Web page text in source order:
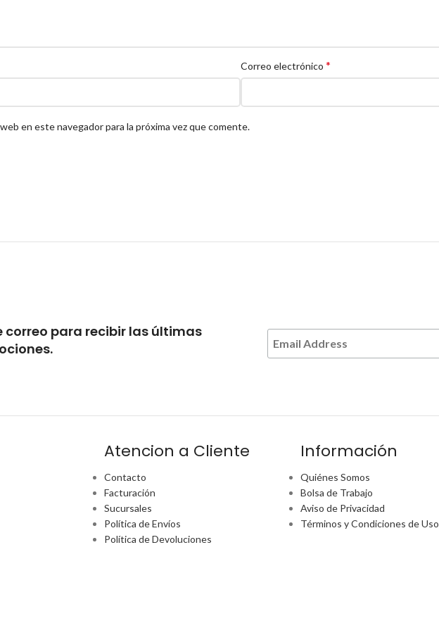
Correo electrónico *
en este navegador para la próxima vez que comente.
correo para recibir las últimas
Atencion a Cliente
Contacto
Facturación
Sucursales
Política de Envíos
Política de Devoluciones
Información
Quiénes Somos
Bolsa de Trabajo
Aviso de Privacidad
Términos y Condiciones de Uso